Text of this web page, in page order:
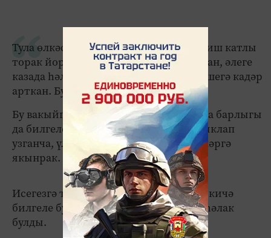
Тула өлкәсенең Ефремов шәһәрендә биш катлы
торак йортта көнкүреш газы шартлаган, әлеге
казада һәлак булучылар саны алты кешегә кадәр
арткан. Бу турыда ТАСС хәбәр итә.
Бу вакыйга корбаннары арасында бала барлыгы
да билгеле булды. РИА " Новости» аныклап
узганча, үлгән кешенең яше яшүсмерләргә
якынрак.
Исегезгә төшерәбез, фаҗига турында кичә
билгеле булды, ул вакытта биш кеше һәлак
булды.